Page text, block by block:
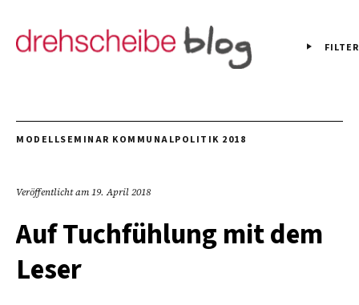
FILTER
MODELLSEMINAR KOMMUNALPOLITIK 2018
Veröffentlicht am19. April 2018
Auf Tuchfühlung mit dem
Leser